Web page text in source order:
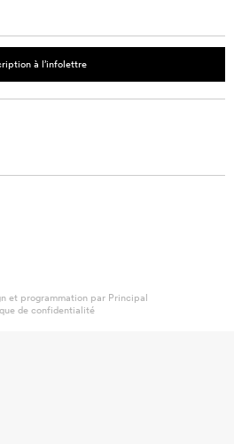
à l’infolettre
et programmation par Principal
de confidentialité